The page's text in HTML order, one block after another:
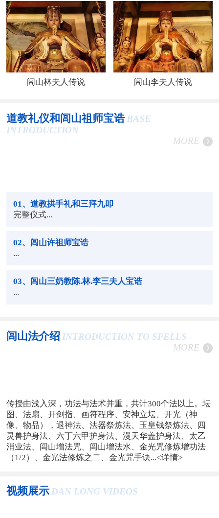
闾山林夫人传说 闾山李夫人传说
道教礼仪和闾山祖师宝诰 BASE
INTRODUCTION
MORE
01 、道教拱手礼和三拜九叩
完整仪式...
02、闾山许祖师宝诰
...
03、闾山三奶教陈.林.李三夫人宝诰
...
闾山法介绍 INTRODUCTION TO SPELLS
MORE
传授由浅入深，功法与法术并重，共计300个法以上。坛
图、法扇、开剑指、画符程序、安神立坛、开光（神
像、物品），退神法、法器祭炼法、玉皇钱祭炼法、四
灵兽护身法、六丁六甲护身法、漫天华盖护身法、太乙
消业法、闾山增法咒、闾山增法水、金光咒修炼增功法
（1/2）、金光法修炼之二、金光咒手诀...<详情>
视频展示 DAN LONG VIDEOS